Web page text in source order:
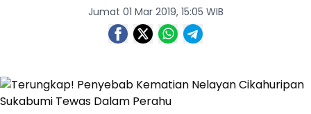
Jumat 01 Mar 2019, 15:05 WIB